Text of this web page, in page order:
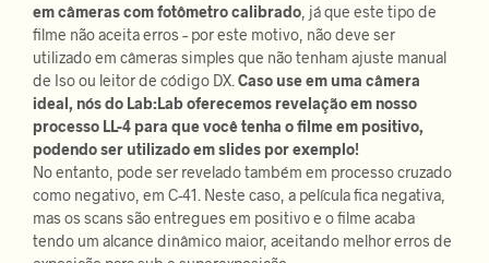
em câmeras com fotômetro calibrado , já que este tipo de
filme não aceita erros – por este motivo, não deve ser
utilizado em câmeras simples que não tenham ajuste manual
de Iso ou leitor de código DX. Caso use em uma câmera
ideal, nós do Lab:Lab oferecemos revelação em nosso
processo LL-4 para que você tenha o filme em positivo,
podendo ser utilizado em slides por exemplo!
No entanto, pode ser revelado também em processo cruzado
como negativo, em C-41. Neste caso, a película fica negativa,
mas os scans são entregues em positivo e o filme acaba
tendo um alcance dinâmico maior, aceitando melhor erros de